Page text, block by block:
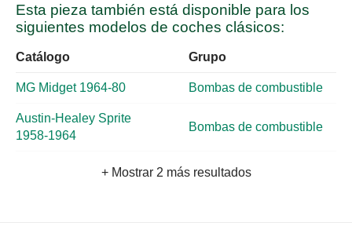
Esta pieza también está disponible para los
siguientes modelos de coches clásicos:
Catálogo Grupo
MG Midget 1964-80 Bombas de combustible
Austin-Healey Sprite
1958-1964
Bombas de combustible
+ Mostrar 2 más resultados